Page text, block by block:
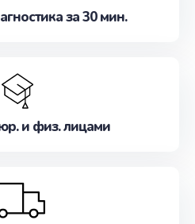
за 30 мин.
и физ. лицами